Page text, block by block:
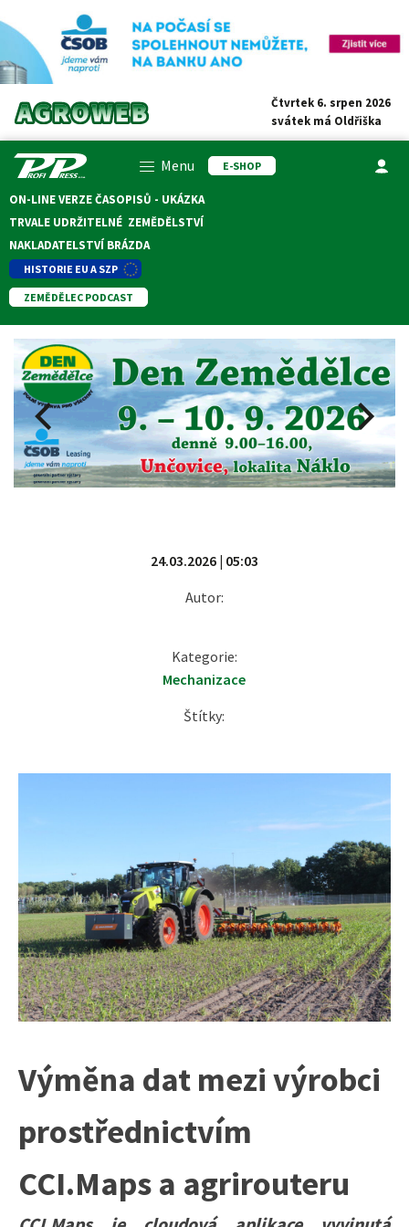
Čtvrtek 6. srpen 2026
svátek má Oldřiška
Menu E-SHOP
ON-LINE VERZE ČASOPISŮ - UKÁZKA
TRVALE UDRŽITELNÉ ZEMĚDĚLSTVÍ
NAKLADATELSTVÍ BRÁZDA
HISTORIE EU A SZP
ZEMĚDĚLEC PODCAST
24.03.2026 | 05:03
Autor:
Kategorie:
Mechanizace
Štítky:
Výměna dat mezi výrobci
prostřednictvím
CCI.Maps a agrirouteru